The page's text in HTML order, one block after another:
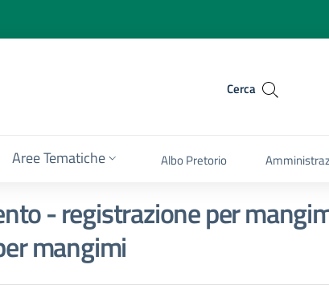
Cerca
Aree Tematiche Albo Pretorio
- registrazione per
mangimi